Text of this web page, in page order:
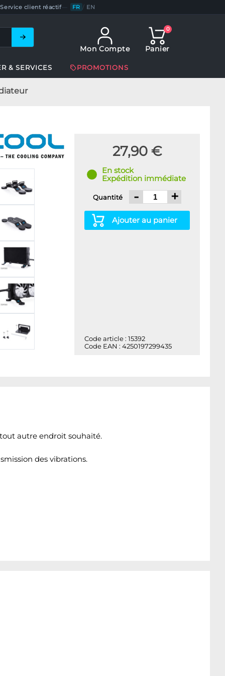
Service client réactif— FR / EN
Mon Compte
0
Panier
& SERVICES PROMOTIONS
27,90 €
En stock
Expédition immédiate
Quantité - +
Ajouter au panier
Code article : 15392
Code EAN : 4250197299435
autre endroit souhaité.
des vibrations.